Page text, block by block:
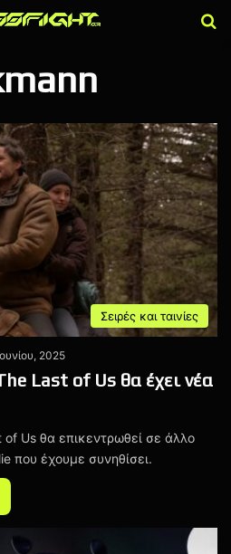
Σειρές και ταινίες
2025
Last of Us θα έχει νέα
of Us θα επικεντρωθεί σε άλλο
που έχουμε συνηθίσει.